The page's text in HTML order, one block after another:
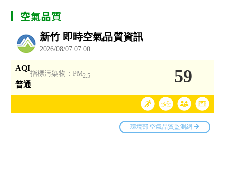
空氣品質